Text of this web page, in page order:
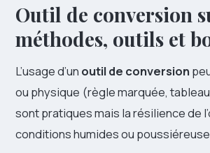
Outil de conversion
méthodes, outils et
L’usage d’un outil de conversion
ou physique (règle marquée,
sont pratiques mais la résilience de
conditions humides ou